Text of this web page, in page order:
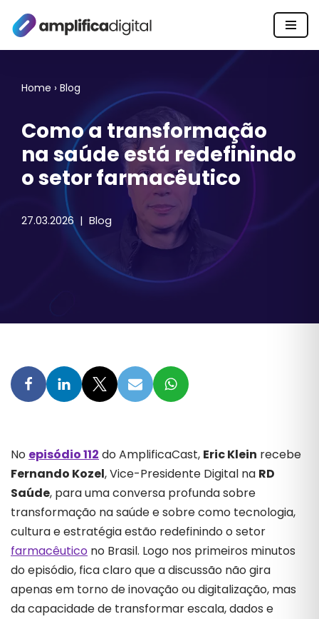
Pular
Home › Blog
Como a transformação
na saúde está redefinindo
o setor farmacêutico
27.03.2026 Blog
No episódio 112 do AmplificaCast, Eric Klein recebe
Fernando Kozel, Vice-Presidente Digital na RD
Saúde, para uma conversa profunda sobre
transformação na saúde e sobre como tecnologia,
cultura e estratégia estão redefinindo o setor
farmacêutico no Brasil. Logo nos primeiros minutos
do episódio, fica claro que a discussão não gira
apenas em torno de inovação ou digitalização, mas
da capacidade de transformar escala, dados e